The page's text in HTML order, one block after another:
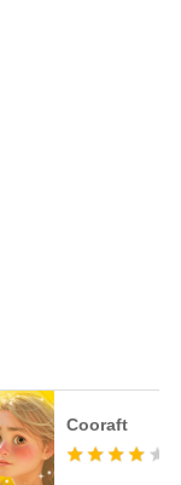
Cooraft